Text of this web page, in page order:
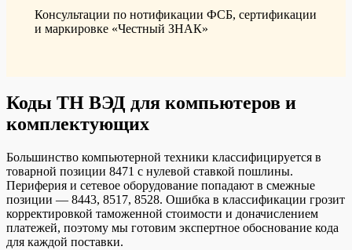
Консультации по нотификации ФСБ, сертификации
и маркировке «Честный ЗНАК»
Коды ТН ВЭД для компьютеров и
комплектующих
Большинство компьютерной техники классифицируется в
товарной позиции 8471 с нулевой ставкой пошлины.
Периферия и сетевое оборудование попадают в смежные
позиции — 8443, 8517, 8528. Ошибка в классификации грозит
корректировкой таможенной стоимости и доначислением
платежей, поэтому мы готовим экспертное обоснование кода
для каждой поставки.